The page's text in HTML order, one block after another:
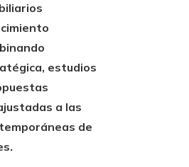
estudios
a las
de